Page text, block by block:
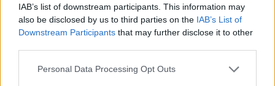
IAB’s list of downstream participants. This information may
also be disclosed by us to third parties on the IAB’s List of
Downstream Participants that may further disclose it to other
Personal Data Processing Opt Outs
Solution Codycross Londres
Solution Codycross Grand magasin